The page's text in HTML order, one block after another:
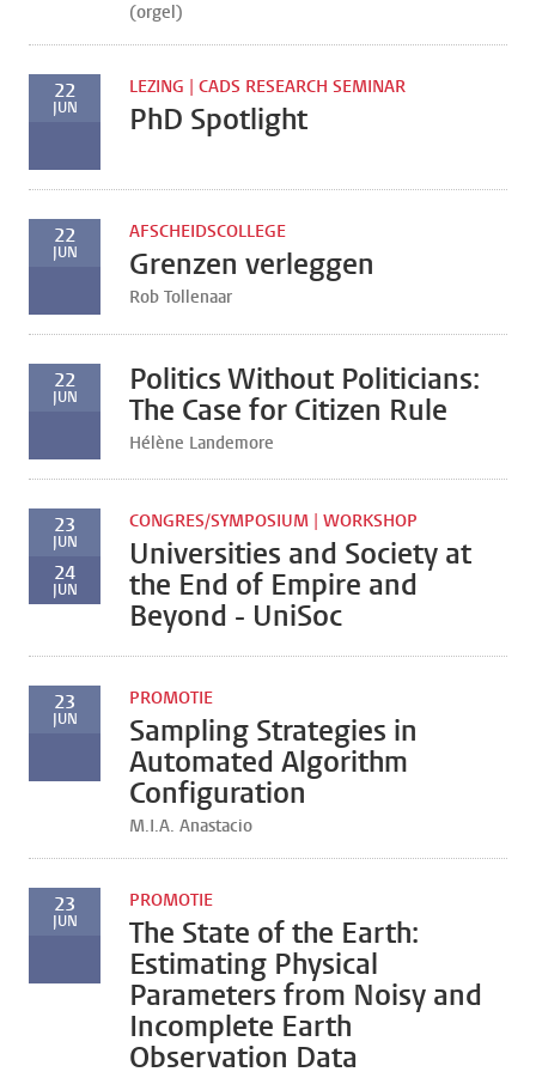
(orgel)
22
JUN
LEZING | CADS RESEARCH SEMINAR
PhD Spotlight
22
JUN
AFSCHEIDSCOLLEGE
Grenzen verleggen
Rob Tollenaar
22
JUN
Politics Without Politicians:
The Case for Citizen Rule
Hélène Landemore
23
JUN
24
JUN
CONGRES/SYMPOSIUM | WORKSHOP
Universities and Society at
the End of Empire and
Beyond - UniSoc
23
JUN
PROMOTIE
Sampling Strategies in
Automated Algorithm
Configuration
M.I.A. Anastacio
23
JUN
PROMOTIE
The State of the Earth:
Estimating Physical
Parameters from Noisy and
Incomplete Earth
Observation Data